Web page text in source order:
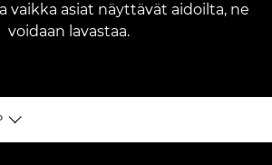
vaikka asiat näyttävät aidoilta, ne
voidaan lavastaa.